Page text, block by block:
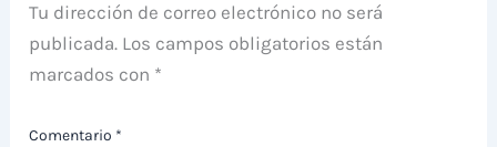
Tu dirección de correo electrónico no será
publicada. Los campos obligatorios están
marcados con *
Comentario *